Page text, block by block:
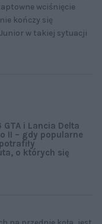
wciśnięcie
kończy się
w takiej sytuacji
GTA i Lancia Delta
II – gdy popularne
o których się